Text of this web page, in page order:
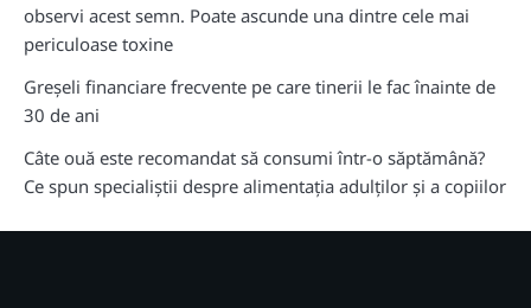
observi acest semn. Poate ascunde una dintre cele mai
periculoase toxine
Greșeli financiare frecvente pe care tinerii le fac înainte de
30 de ani
Câte ouă este recomandat să consumi într-o săptămână?
Ce spun specialiștii despre alimentația adulților și a copiilor